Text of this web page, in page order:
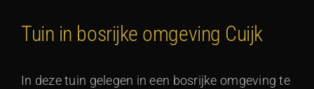
Tuin in bosrijke omgeving Cuijk
In deze tuin gelegen in een bosrijke omgeving te